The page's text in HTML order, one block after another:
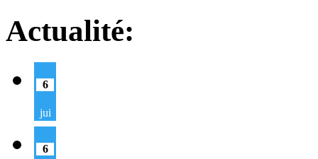
Actualité:
6
jui
6